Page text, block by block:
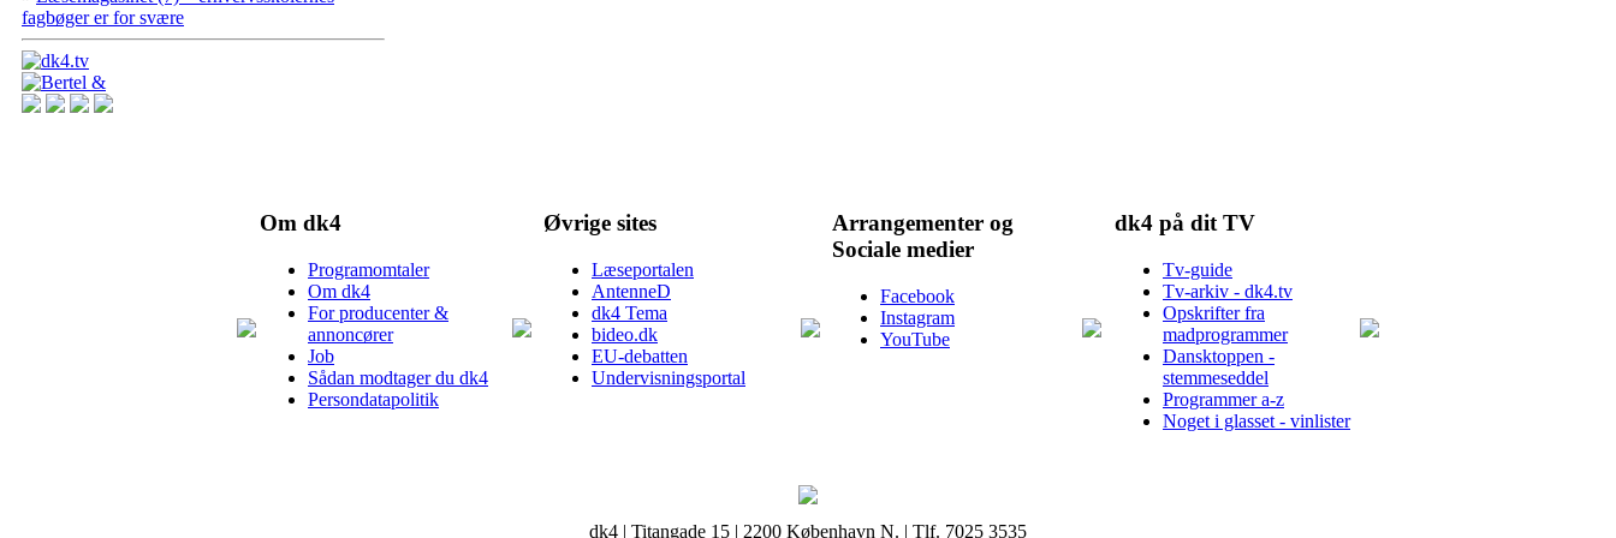
fagbøger er for svære
Om dk4
Programomtaler
Om dk4
For producenter &
annoncører
Job
Sådan modtager du dk4
Persondatapolitik
Øvrige sites
Læseportalen
AntenneD
dk4 Tema
bideo.dk
EU-debatten
Undervisningsportal
Arrangementer og
Sociale medier
Facebook
Instagram
YouTube
dk4 på dit TV
Tv-guide
Tv-arkiv - dk4.tv
Opskrifter fra
madprogrammer
Dansktoppen -
stemmeseddel
Programmer a-z
Noget i glasset - vinlister
dk4 | Titangade 15 | 2200 København N. | Tlf. 7025 3535